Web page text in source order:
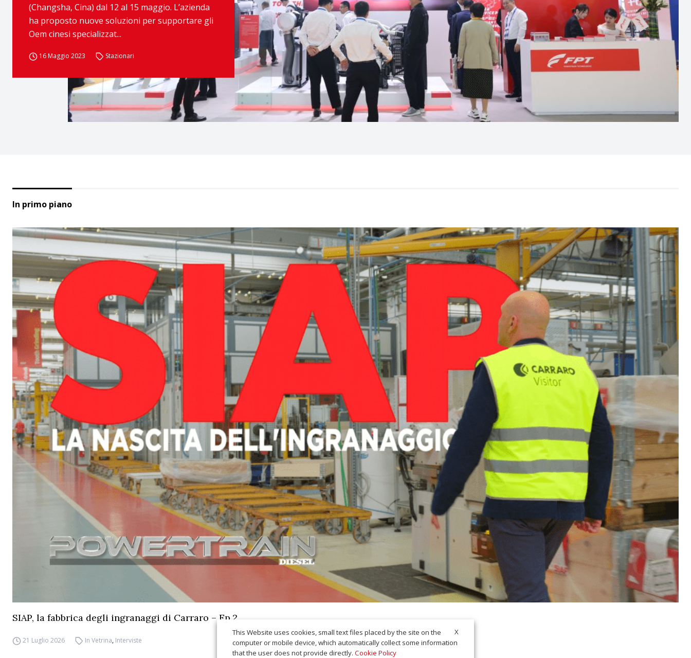
(Changsha, Cina) dal 12 al 15 maggio. L’azienda
ha proposto nuove soluzioni per supportare gli
Oem cinesi specializzat...
16 Maggio 2023 Stazionari
In primo piano
SIAP, la fabbrica degli ingranaggi di Carraro – Ep.2
21 Luglio 2026 In Vetrina, Interviste
X
This Website uses cookies, small text files placed by the site on the
computer or mobile device, which automatically collect some information
that the user does not provide directly. Cookie Policy